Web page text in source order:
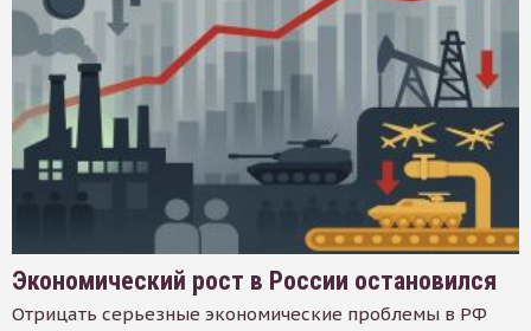
Экономический рост в России остановился
Отрицать серьезные экономические проблемы в РФ